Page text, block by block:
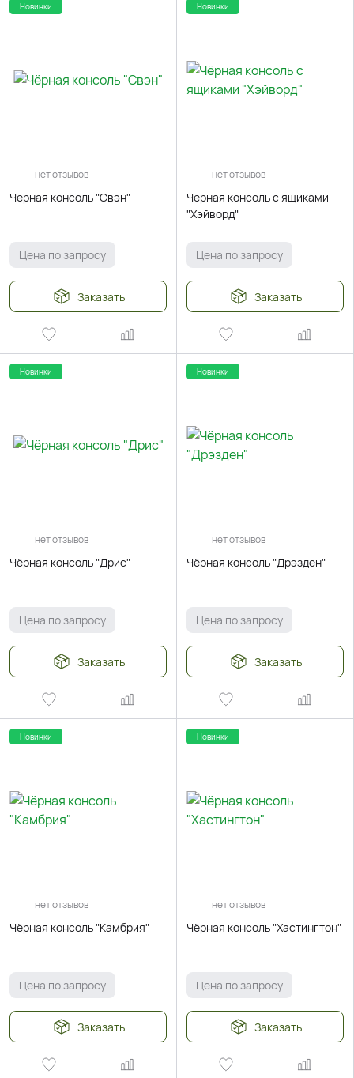
Новинки
нет отзывов
Чёрная консоль "Свэн"
Цена по запросу
Заказать
Новинки
нет отзывов
Чёрная консоль с ящиками
"Хэйворд"
Цена по запросу
Заказать
Новинки
нет отзывов
Чёрная консоль "Дрис"
Цена по запросу
Заказать
Новинки
нет отзывов
Чёрная консоль "Дрэзден"
Цена по запросу
Заказать
Новинки
нет отзывов
Чёрная консоль "Камбрия"
Цена по запросу
Заказать
Новинки
нет отзывов
Чёрная консоль "Хастингтон"
Цена по запросу
Заказать